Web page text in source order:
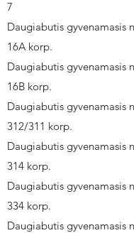
7
Daugiabutis gyvenamasis
16A korp.
Daugiabutis gyvenamasis
16B korp.
Daugiabutis gyvenamasis
312/311 korp.
Daugiabutis gyvenamasis
314 korp.
Daugiabutis gyvenamasis
334 korp.
Daugiabutis gyvenamasis